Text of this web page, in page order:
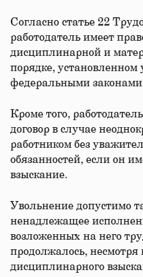
Согласно статье 22
работодатель имеет
дисциплинарной и
порядке,
федеральными
Кроме того,
договор в случае
работником без
обязанностей, если он
взыскание.
Увольнение допустимо
ненадлежащее
возложенных на него
продолжалось,
дисциплинарного